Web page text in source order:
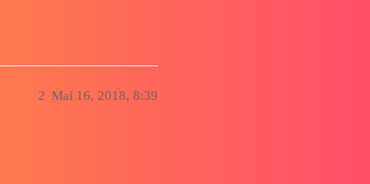
Mai 16, 2018, 8:39
2